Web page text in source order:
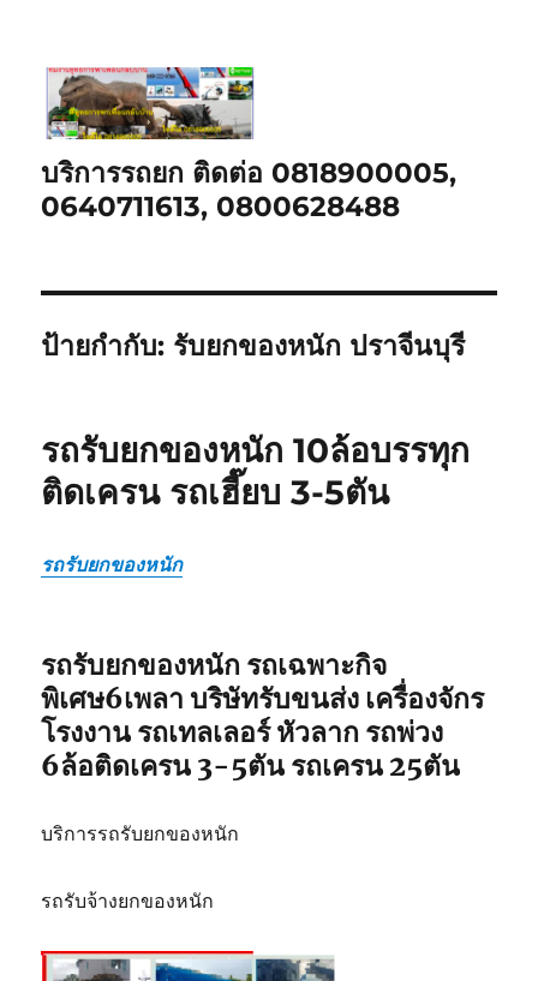
บริการรถยก ติดต่อ 0818900005,
0640711613, 0800628488
ป้ายกำกับ: รับยกของหนัก ปราจีนบุรี
รถรับยกของหนัก 10ล้อบรรทุก
ติดเครน รถเฮี๊ยบ 3-5ตัน
รถรับยกของหนัก
รถรับยกของหนัก รถเฉพาะกิจ
พิเศษ6เพลา บริษัทรับขนส่ง เครื่องจักร
โรงงาน รถเทลเลอร์ หัวลาก รถพ่วง
6ล้อติดเครน 3-5ตัน รถเครน 25ตัน
บริการรถรับยกของหนัก
รถรับจ้างยกของหนัก